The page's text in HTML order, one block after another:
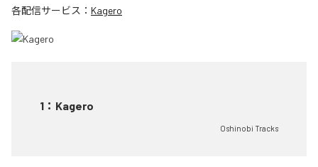
各配信サービス： Kagero
1 ： Kagero
Oshinobi Tracks